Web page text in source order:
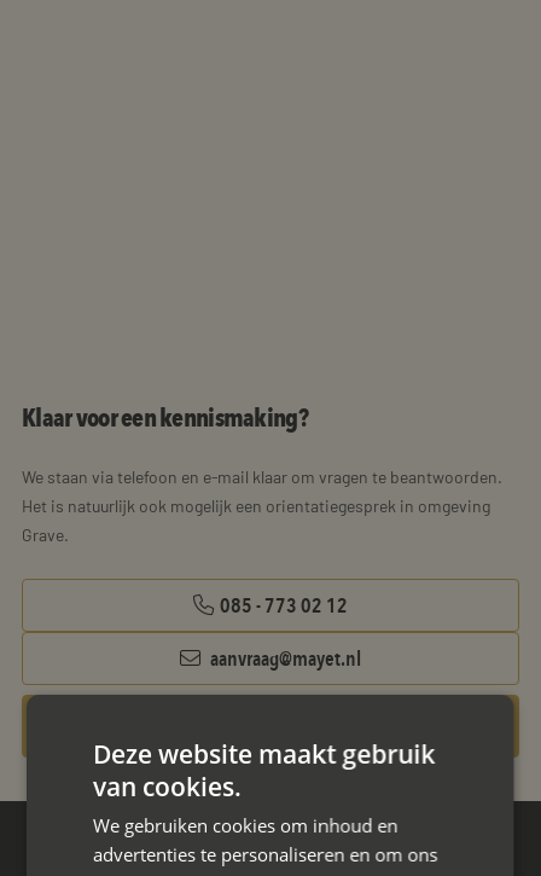
Klaar voor een kennismaking?
We staan via telefoon en e-mail klaar om vragen te beantwoorden.
Het is natuurlijk ook mogelijk een orientatiegesprek in omgeving
Grave.
085 - 773 02 12
aanvraag@mayet.nl
Hoofdkantoor
Deze website maakt gebruik
van cookies.
We gebruiken cookies om inhoud en
advertenties te personaliseren en om ons